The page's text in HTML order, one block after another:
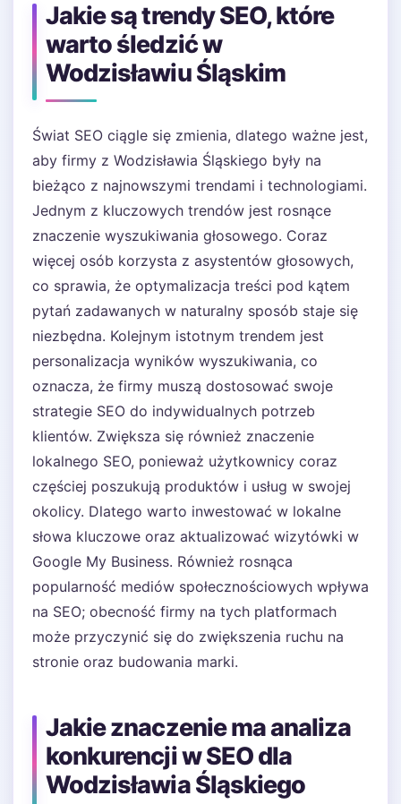
Jakie są trendy SEO, które
warto śledzić w
Wodzisławiu Śląskim
Świat SEO ciągle się zmienia, dlatego ważne jest,
aby firmy z Wodzisławia Śląskiego były na
bieżąco z najnowszymi trendami i technologiami.
Jednym z kluczowych trendów jest rosnące
znaczenie wyszukiwania głosowego. Coraz
więcej osób korzysta z asystentów głosowych,
co sprawia, że optymalizacja treści pod kątem
pytań zadawanych w naturalny sposób staje się
niezbędna. Kolejnym istotnym trendem jest
personalizacja wyników wyszukiwania, co
oznacza, że firmy muszą dostosować swoje
strategie SEO do indywidualnych potrzeb
klientów. Zwiększa się również znaczenie
lokalnego SEO, ponieważ użytkownicy coraz
częściej poszukują produktów i usług w swojej
okolicy. Dlatego warto inwestować w lokalne
słowa kluczowe oraz aktualizować wizytówki w
Google My Business. Również rosnąca
popularność mediów społecznościowych wpływa
na SEO; obecność firmy na tych platformach
może przyczynić się do zwiększenia ruchu na
stronie oraz budowania marki.
Jakie znaczenie ma analiza
konkurencji w SEO dla
Wodzisławia Śląskiego